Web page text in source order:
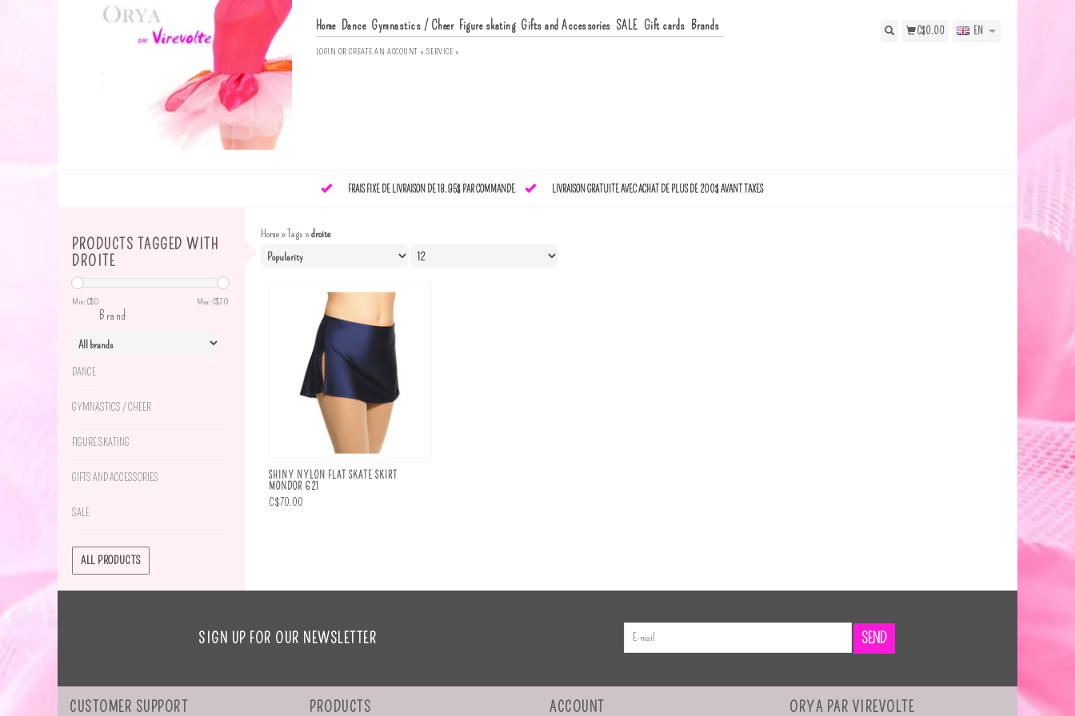
Home Dance Gymnastics / Cheer Figure skating Gifts and Accessories SALE Gift cards Brands
LOGIN ORCREATE AN ACCOUNT » SERVICE »
C$0.00 EN
FRAIS FIXE DE LIVRAISON DE 18.95$ PAR COMMANDE LIVRAISON GRATUITE AVEC ACHAT DE PLUS DE 200$ AVANT TAXES
PRODUCTS TAGGED WITH
DROITE
Min: C$0 Max: C$70
Brand
DANCE
GYMNASTICS / CHEER
FIGURE SKATING
GIFTS AND ACCESSORIES
SALE
ALL PRODUCTS
Home»Tags »droite
SHINY NYLON FLAT SKATE SKIRT
MONDOR 621
C$70.00
SIGN UP FOR OUR NEWSLETTER SEND
CUSTOMER SUPPORT PRODUCTS ACCOUNT ORYA PAR VIREVOLTE